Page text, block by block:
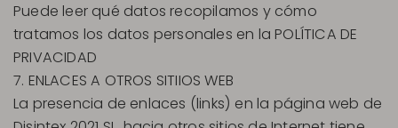
Puede leer qué datos recopilamos y cómo
tratamos los datos personales en la POLÍTICA DE
PRIVACIDAD
7. ENLACES A OTROS SITIIOS WEB
La presencia de enlaces (links) en la página web de